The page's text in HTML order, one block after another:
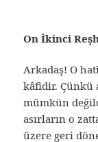
On İkinci
Arkadaş! O
kâfidir. Çünkü
mümkün
asırların o
üzere geri